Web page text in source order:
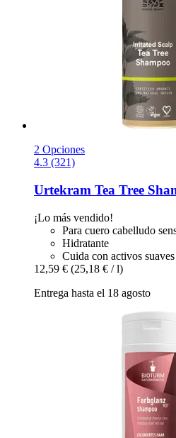
2 Opciones
4.3 (321)
Urtekram Tea Tree
¡Lo más vendido!
Para cuero cabelludo
Hidratante
Cuida con activos suaves
12,59 € (25,18 € / l)
Entrega hasta el 18 agosto